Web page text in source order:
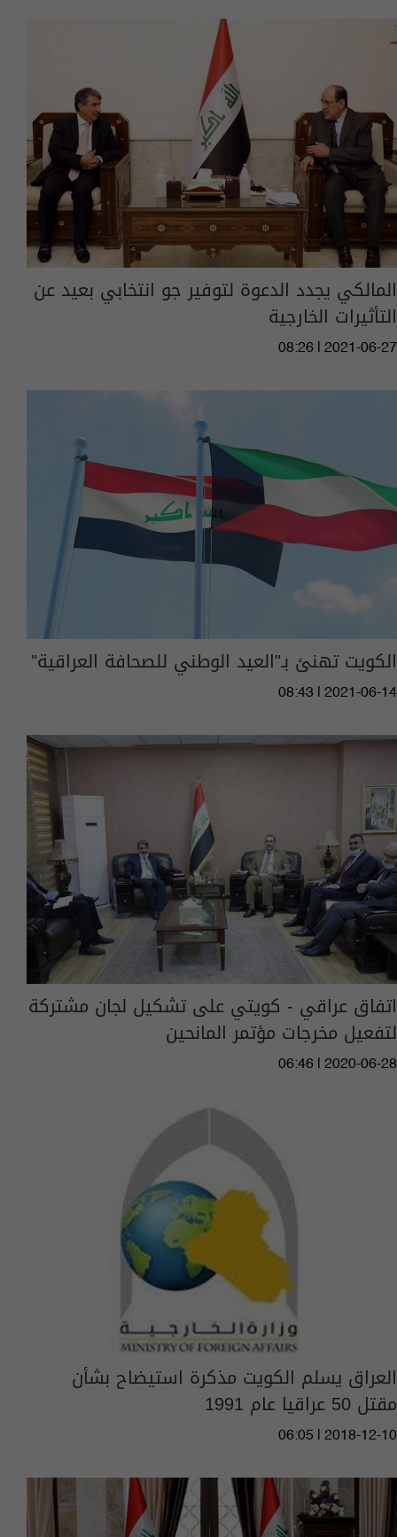
المالكي يجدد الدعوة لتوفير جو انتخابي بعيد عن
التأثيرات الخارجية
08:26 | 2021-06-27
الكويت تهنئ بـ"العيد الوطني للصحافة العراقية"
08:43 | 2021-06-14
اتفاق عراقي - كويتي على تشكيل لجان مشتركة
لتفعيل مخرجات مؤتمر المانحين
06:46 | 2020-06-28
العراق يسلم الكويت مذكرة استيضاح بشأن
مقتل 50 عراقيا عام 1991
06:05 | 2018-12-10